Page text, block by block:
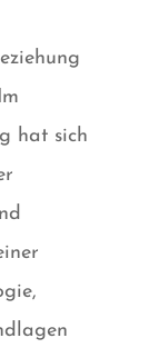
hat sich